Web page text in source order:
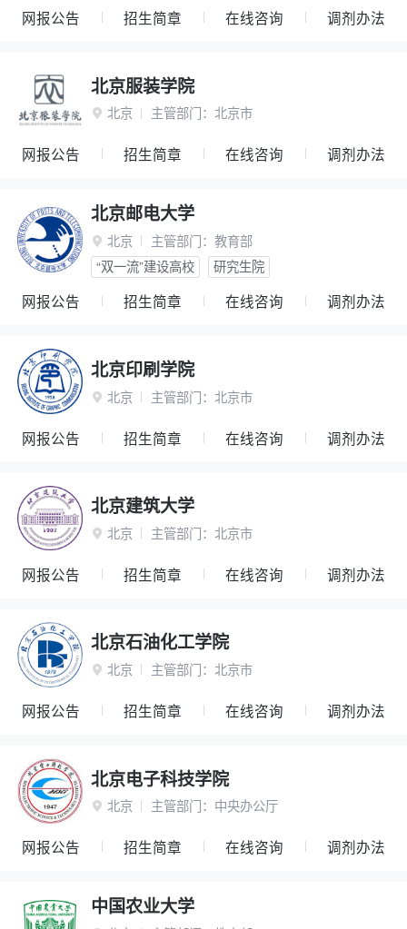
网报公告 招生简章 在线咨询 调剂办法
北京服装学院
 北京 主管部门： 北京市
网报公告 招生简章 在线咨询 调剂办法
北京邮电大学
 北京 主管部门： 教育部
“双一流”建设高校
研究生院
网报公告 招生简章 在线咨询 调剂办法
北京印刷学院
 北京 主管部门： 北京市
网报公告 招生简章 在线咨询 调剂办法
北京建筑大学
 北京 主管部门： 北京市
网报公告 招生简章 在线咨询 调剂办法
北京石油化工学院
 北京 主管部门： 北京市
网报公告 招生简章 在线咨询 调剂办法
北京电子科技学院
 北京 主管部门： 中央办公厅
网报公告 招生简章 在线咨询 调剂办法
中国农业大学